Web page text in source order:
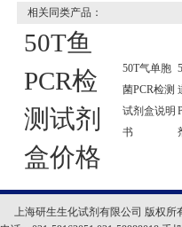
相关同类产品：
50T鱼
PCR检
测试剂
盒价格
50T气单胞
菌PCR检测
试剂盒说明
书
上海研生生化试剂有限公司 版权所